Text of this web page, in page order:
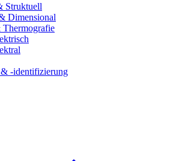
Struktuell
Dimensional
Thermografie
-identifizierung